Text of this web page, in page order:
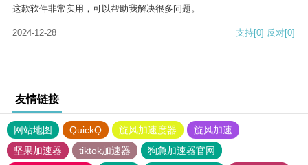
这款软件非常实用，可以帮助我解决很多问题。
2024-12-28 支持[0] 反对[0]
友情链接
网站地图 QuickQ 旋风加速度器
旋风加速
坚果加速器
tiktok加速器
狗急加速器官网